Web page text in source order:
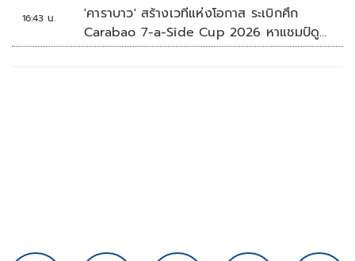
จองรอบใหม่ก.ย.นี้
16:43 น.
'คาราบาว' สร้างเวทีแห่งโอกาส ระเบิกศึก
Carabao 7-a-Side Cup 2026 หาแชมป์ดู
บอลที่เวมบลีย์